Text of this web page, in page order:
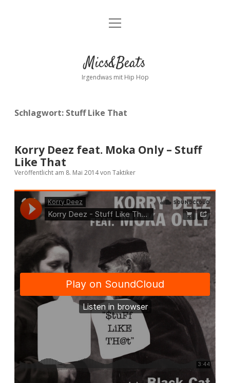
Kontakt
facebookinstagram
bandcamp
spotify
Menü
Mics&Beats
Irgendwas mit Hip Hop
Schlagwort: Stuff Like That
Korry Deez feat. Moka Only – Stuff
Like That
Veröffentlicht am 8. Mai 2014von Taktiker